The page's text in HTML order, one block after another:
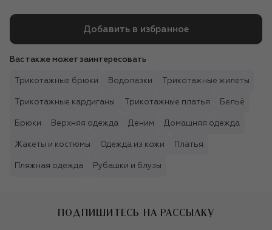
Добавить в избранное
Вас также может заинтересовать
Трикотажные брюки Водолазки Трикотажные жилеты
Трикотажные кардиганы Трикотажные платья Бельё
Брюки Верхняя одежда Деним Домашняя одежда
Жакеты и костюмы Одежда из кожи Платья
Пляжная одежда Рубашки и блузы
ПОДПИШИТЕСЬ НА РАССЫЛКУ